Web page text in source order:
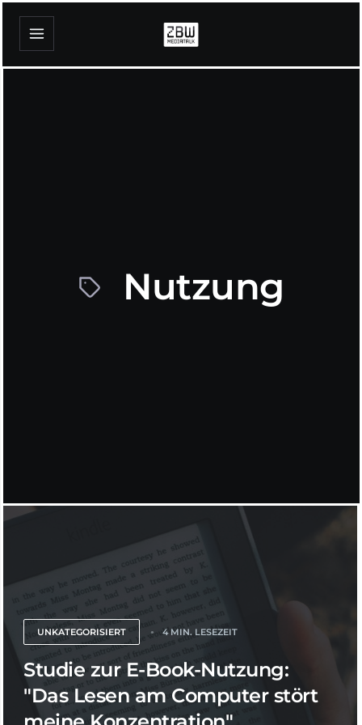
Nutzung
UNKATEGORISIERT 4 MIN. LESEZEIT
Studie zur E-Book-Nutzung:
"Das Lesen am Computer stört